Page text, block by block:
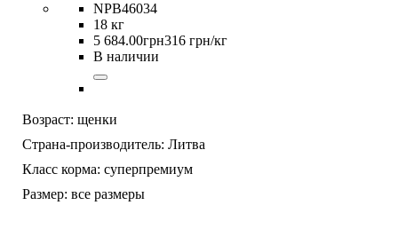
NPB46034
18 кг
5 684.00грн316 грн/кг
В наличии
Возраст: щенки
Страна-производитель: Литва
Класс корма: суперпремиум
Размер: все размеры